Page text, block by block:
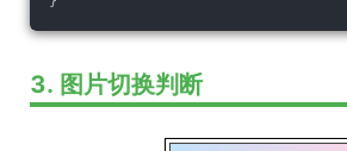
3. 图片切换判断